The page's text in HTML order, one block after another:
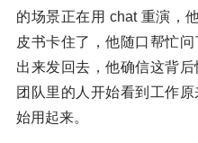
的场景正在用 chat 重演，
皮书卡住了，他随口帮忙
出来发回去，他确信这背
团队里的人开始看到工作
始用起来。